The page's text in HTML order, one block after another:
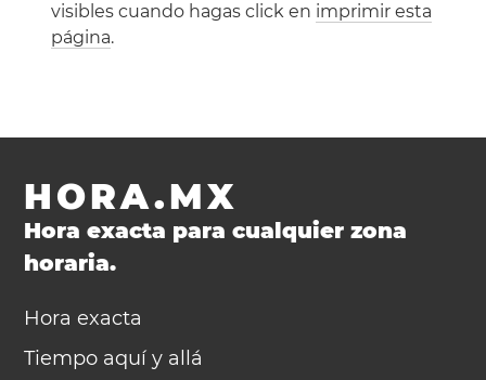
visibles cuando hagas click en imprimir esta
página.
HORA.MX
Hora exacta para cualquier zona
horaria.
Hora exacta
Tiempo aquí y allá